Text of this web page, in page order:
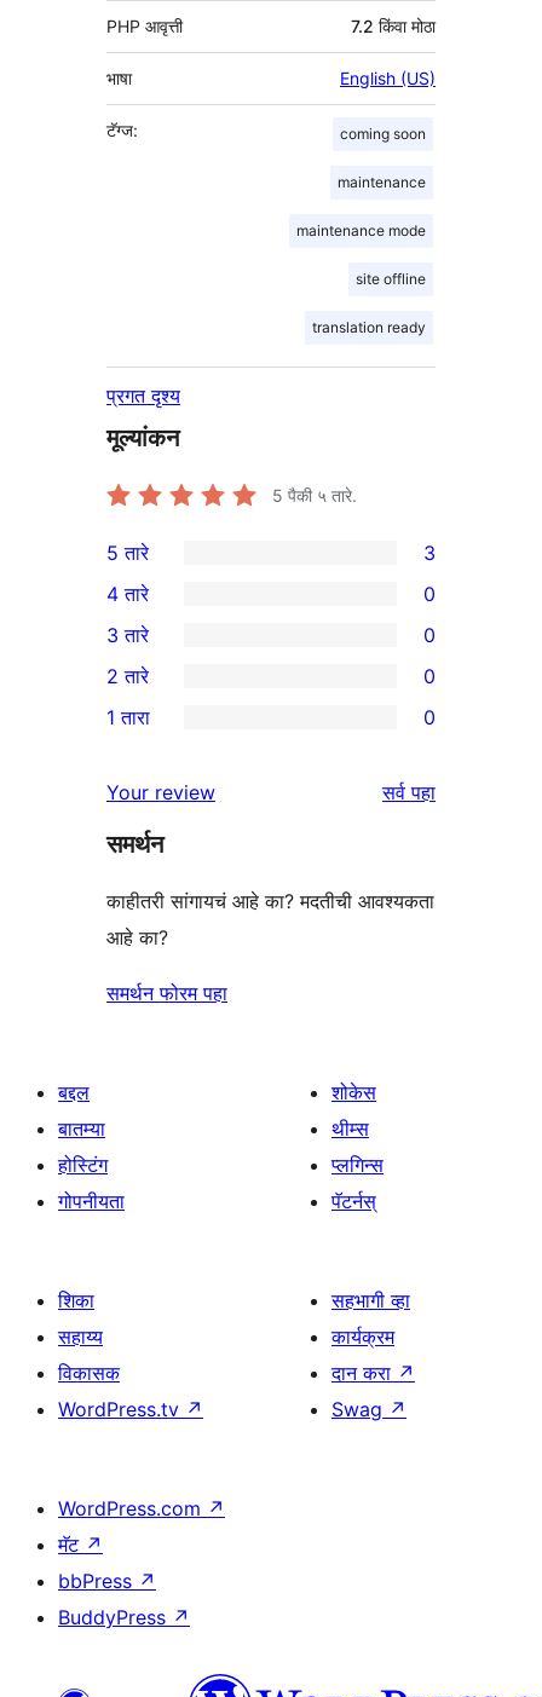
PHP आवृत्ती 7.2 किंवा मोठा
भाषा English (US)
टॅग्ज: coming soon
maintenance
maintenance mode
site offline
translation ready
प्रगत दृश्य
मूल्यांकन
5 पैकी ५ तारे.
3
5-
तारांकित
परीक्षणे
5 तारे 3
4-
तारांकित
परीक्षणे
4 तारे 0
0
3-
तारांकित
3 तारे 0
2-
परीक्षणे
2 तारे 0
तारांकित
परीक्षणे
1 तारा 0
Your review सर्वपुनरावलोकने
पहा
समर्थन
काहीतरी सांगायचं आहे का? मदतीची आवश्यकता
आहे का?
समर्थन फोरम पहा
बद्दल
बातम्या
होस्टिंग
गोपनीयता
शोकेस
थीम्स
प्लगिन्स
पॅटर्नस्
शिका
सहाय्य
विकासक
WordPress.tv ↗
सहभागी व्हा
कार्यक्रम
दान करा ↗
Swag ↗
WordPress.com ↗
मॅट ↗
bbPress ↗
BuddyPress ↗